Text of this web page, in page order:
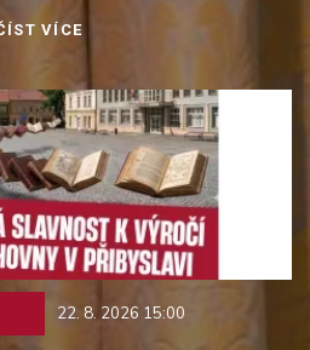
VÍCE
22. 8. 2026 15:00